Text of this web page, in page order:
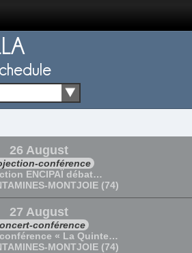
26 August
conférence
ENCIPAÏ débat…
MONTJOIE (74)
27 August
conférence
« La Quinte…
MONTJOIE (74)